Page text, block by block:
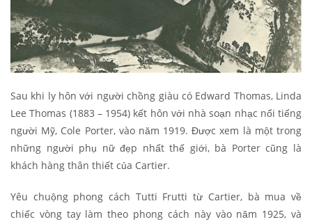
Sau khi ly hôn với người chồng giàu có Edward Thomas, Linda
Lee Thomas (1883 – 1954) kết hôn với nhà soạn nhạc nổi tiếng
người Mỹ, Cole Porter, vào năm 1919. Được xem là một trong
những người phụ nữ đẹp nhất thế giới, bà Porter cũng là
khách hàng thân thiết của Cartier.
Yêu chuộng phong cách Tutti Frutti từ Cartier, bà mua về
chiếc vòng tay làm theo phong cách này vào năm 1925, và